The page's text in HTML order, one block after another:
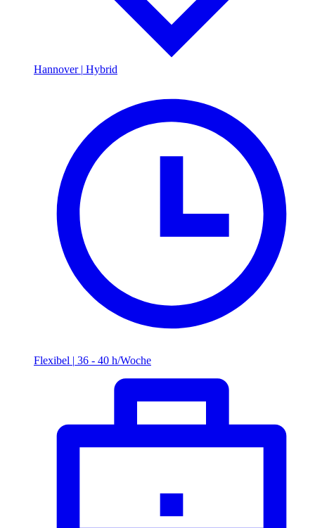
Hannover | Hybrid
Flexibel | 36 - 40 h/Woche